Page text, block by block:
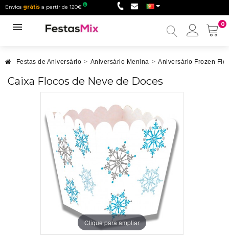
Envios grátis a partir de 120€
0
Minha
Festas de Aniversário > Aniversário Menina > Aniversário Frozen
Caixa Flocos de Neve de Doces
Clique para ampliar